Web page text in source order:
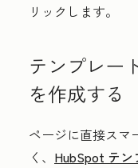
リックします。
テンプレー
を作成する
ページに直接スマ
く、 HubSpot テン